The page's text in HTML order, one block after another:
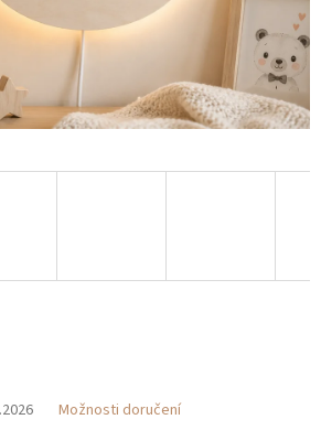
Možnosti doručení